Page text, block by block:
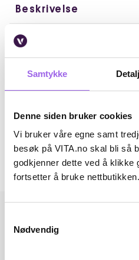
Samtykke
Denne siden bruker cookies
Vi bruker våre egne samt
besøk på VITA.no skal bli så
godkjenner dette ved å klikke
fortsetter å bruke nettbutikken.
Nødvendig
Beskrivelse
Bruk
Ingredienser
Artikkelnummer: 362939
Omtaler
Andre har også kjøpt..